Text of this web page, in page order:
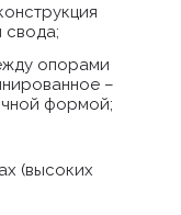
свода;
опорами
–
формой;
(высоких